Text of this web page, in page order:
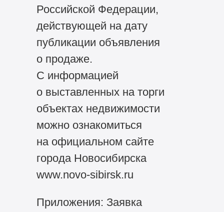
Российской Федерации,
действующей на дату
публикации объявления
о продаже.
С информацией
о выставленных на торги
объектах недвижимости
можно ознакомиться
на официальном сайте
города Новосибирска
www.novo-sibirsk.ru
Приложения: Заявка